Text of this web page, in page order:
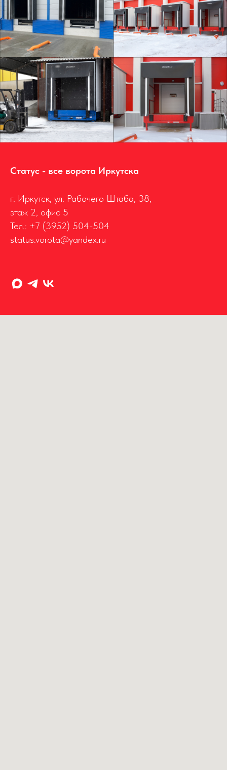
Статус - все ворота Иркутска
г. Иркутск, ул. Рабочего Штаба, 38,
этаж 2, офис 5
Тел.: +7 (3952) 504-504
status.vorota@yandex.ru